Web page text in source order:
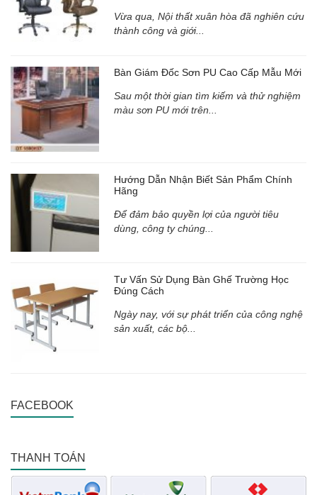
Vừa qua, Nội thất xuân hòa đã nghiên cứu
thành công và giới...
Bàn Giám Đốc Sơn PU Cao Cấp Mẫu Mới
Sau một thời gian tìm kiếm và thử nghiệm
màu sơn PU mới trên...
Hướng Dẫn Nhận Biết Sản Phẩm Chính
Hãng
Để đảm bảo quyền lợi của người tiêu
dùng, công ty chúng...
Tư Vấn Sử Dụng Bàn Ghế Trường Học
Đúng Cách
Ngày nay, với sự phát triển của công nghệ
sản xuất, các bộ...
FACEBOOK
THANH TOÁN